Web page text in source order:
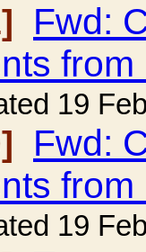
Fwd:
from
19
Fwd:
from
19